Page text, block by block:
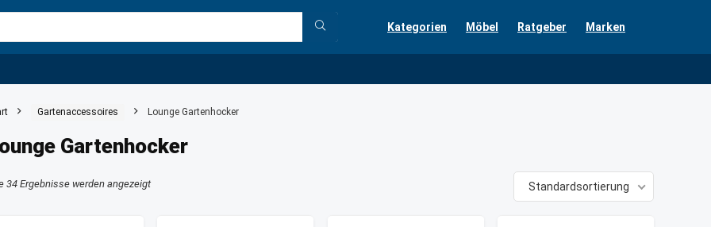
Kategorien Möbel Ratgeber Marken
Gartenaccessoires Lounge Gartenhocker
Gartenhocker
34 Ergebnisse werden angezeigt Standardsortierung